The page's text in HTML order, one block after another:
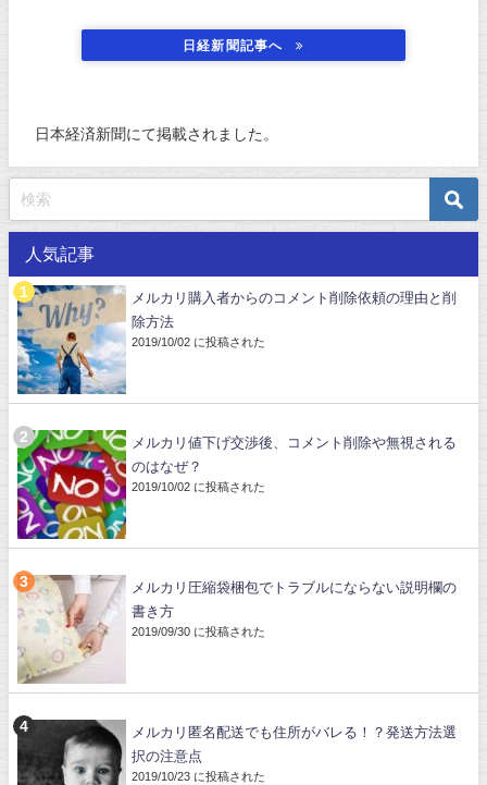
日経新聞記事へ
日本経済新聞にて掲載されました。
人気記事
メルカリ購入者からのコメント削除依頼の理由と削
除方法
2019/10/02 に投稿された
メルカリ値下げ交渉後、コメント削除や無視される
のはなぜ？
2019/10/02 に投稿された
メルカリ圧縮袋梱包でトラブルにならない説明欄の
書き方
2019/09/30 に投稿された
メルカリ匿名配送でも住所がバレる！？発送方法選
択の注意点
2019/10/23 に投稿された